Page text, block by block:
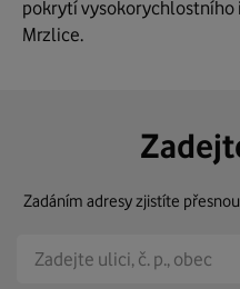
pokrytí
Mrzlice.
Zadáním adresy zjistíte